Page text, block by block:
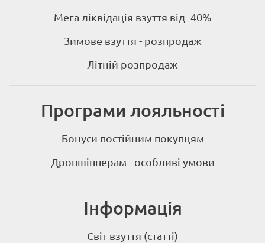
Мега ліквідація взуття від -40%
Зимове взуття - розпродаж
Літній розпродаж
Програми лояльності
Бонуси постійним покупцям
Дропшіпперам - особливі умови
Інформація
Світ взуття (статті)